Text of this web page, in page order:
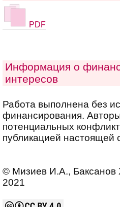
PDF
Информация о
интересов
Работа выполнена без
финансирования.
потенциальных
публикацией настоящей
© Мизиев И.А., Баксанов
2021